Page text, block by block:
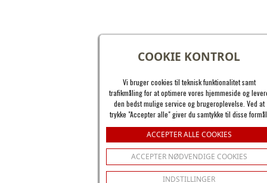
COOKIE KONTROL
Vi bruger cookies til teknisk funktionalitet samt
trafikmåling for at optimere vores hjemmeside og
den bedst mulige service og brugeroplevelse. Ved at
trykke "Accepter alle" giver du samtykke til disse
ACCEPTER ALLE COOKIES
ACCEPTER NØDVENDIGE COOKIES
INDSTILLINGER